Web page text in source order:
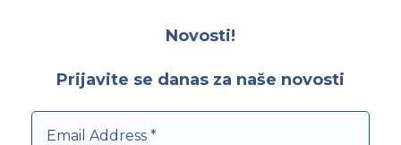
Novosti!
Prijavite se danas za naše novosti